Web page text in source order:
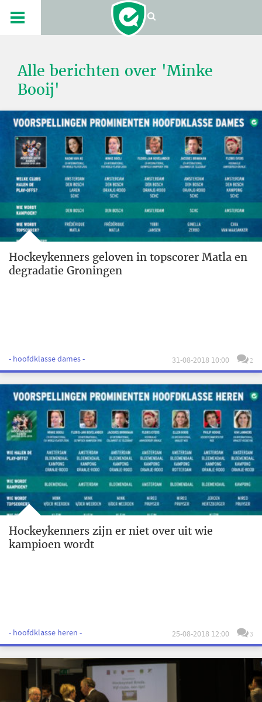
Alle berichten over 'Minke
Booij'
Hockeykenners geloven in topscorer Matla en
degradatie Groningen
- hoofdklasse dames - 31-08-2018 10:00 2
Hockeykenners zijn er niet over uit wie
kampioen wordt
- hoofdklasse heren - 25-08-2018 12:00 3